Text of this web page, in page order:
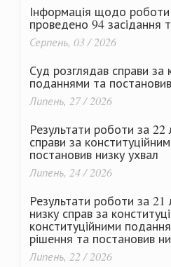
Інформація щодо
проведено 94 засідання
Серпень, 03 / 2026
Суд розглядав справи за
поданнями та
Липень, 27 / 2026
Результати роботи за
справи за
постановив низку ухвал
Липень, 24 / 2026
Результати роботи за
низку справ за
конституційними
рішення та постановив
Липень, 22 / 2026